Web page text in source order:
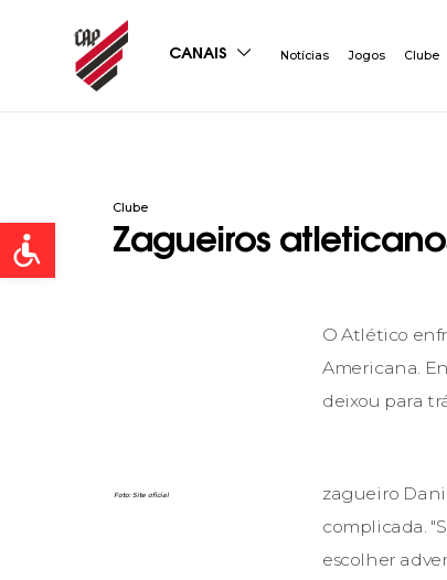
Open toolbar
CANAIS Notícias Jogos Clube
Clube
Zagueiros
O Atlético
Americana.
deixou para
Foto: Site oficial
zagueiro
complicada.
escolher